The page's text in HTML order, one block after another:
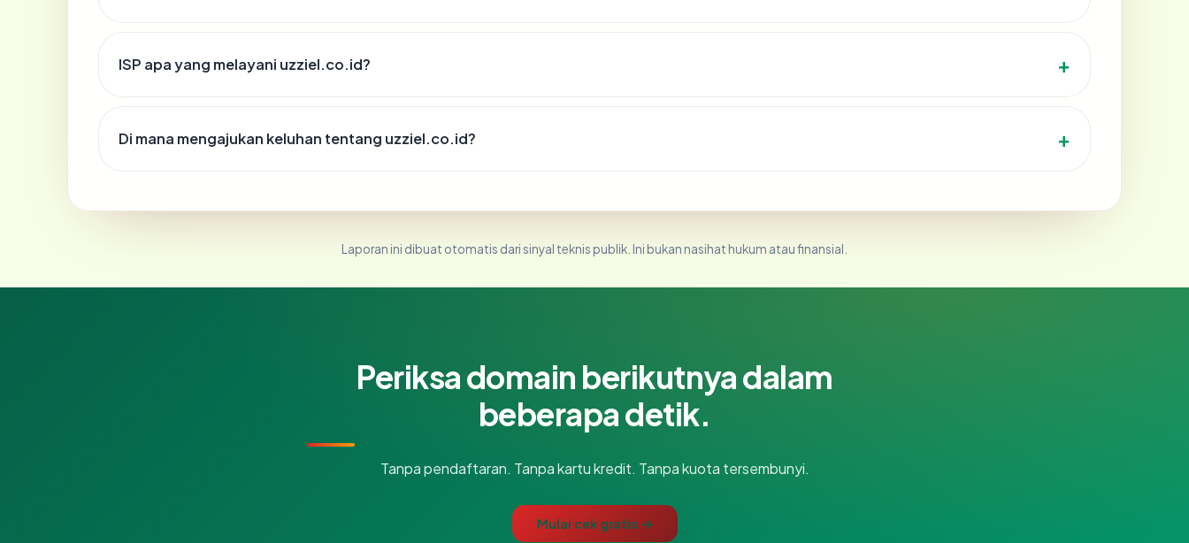
ISP apa yang melayani uzziel.co.id?
Di mana mengajukan keluhan tentang uzziel.co.id?
Laporan ini dibuat otomatis dari sinyal teknis publik. Ini bukan nasihat hukum atau finansial.
Periksa domain berikutnya dalam
beberapa detik.
Tanpa pendaftaran. Tanpa kartu kredit. Tanpa kuota tersembunyi.
Mulai cek gratis →